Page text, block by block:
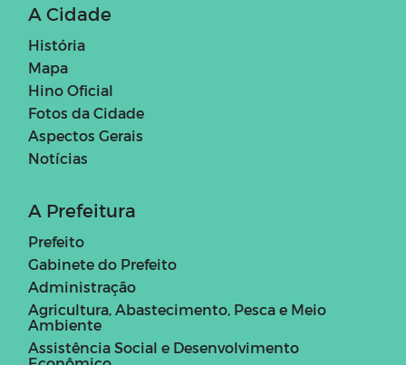
A Cidade
História
Mapa
Hino Oficial
Fotos da Cidade
Aspectos Gerais
Notícias
A Prefeitura
Prefeito
Gabinete do Prefeito
Administração
Agricultura, Abastecimento, Pesca e Meio
Ambiente
Assistência Social e Desenvolvimento